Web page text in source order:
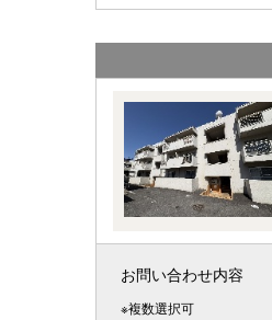
お問い合わせ内容
※複数選択可